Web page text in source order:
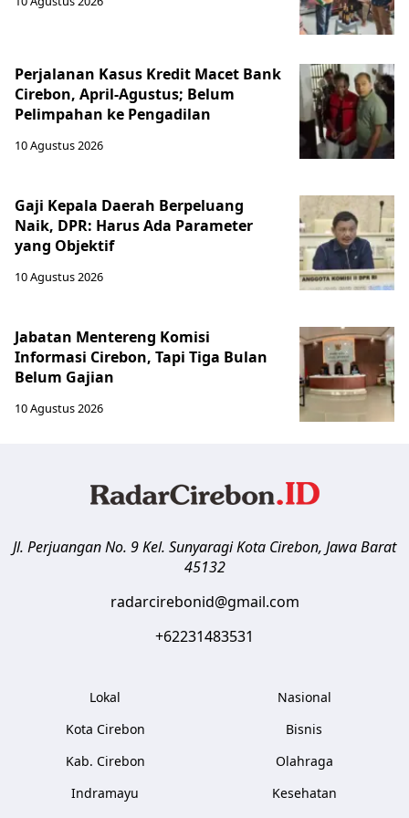
Perjalanan Kasus Kredit Macet Bank
Cirebon, April-Agustus; Belum
Pelimpahan ke Pengadilan
10 Agustus 2026
Gaji Kepala Daerah Berpeluang
Naik, DPR: Harus Ada Parameter
yang Objektif
10 Agustus 2026
Jabatan Mentereng Komisi
Informasi Cirebon, Tapi Tiga Bulan
Belum Gajian
10 Agustus 2026
Jl. Perjuangan No. 9 Kel. SunyaragiKota Cirebon, Jawa Barat
45132
radarcirebonid@gmail.com
+62231483531
Lokal
Kota Cirebon
Kab. Cirebon
Indramayu
Nasional
Bisnis
Olahraga
Kesehatan